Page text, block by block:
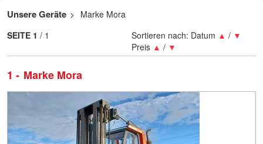
Unsere Geräte Marke Mora
1 Marke Mora
Sortieren nach: Datum ▲ / ▼
Preis ▲ / ▼
SEITE 1 / 1